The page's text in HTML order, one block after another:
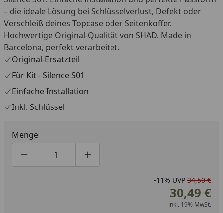
– die ideale Lösung bei Schlüsselverlust, Defekt oder
Verschleiß deines Topcase oder Seitenkoffer.
Hochwertige Original-Qualität von SHAD. Made in
Barcelona, perfekt verarbeitet.
Original-Ersatzteil
Für Kit - Silence S01
Einfache Installation
Inkl. Schlüssel
Menge
Produktmenge um eins verringern
Produktmenge manuell eingeben
Produktmenge um eins erhöhen
-11% UVP 34,50 €
30,49 €
inkl. 19% MwSt.